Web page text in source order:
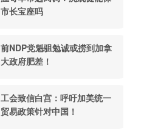
市长宝座吗
前NDP党魁驵勉诚或捞到加拿
大政府肥差！
工会致信白宫：呼吁加美统一
贸易政策针对中国！